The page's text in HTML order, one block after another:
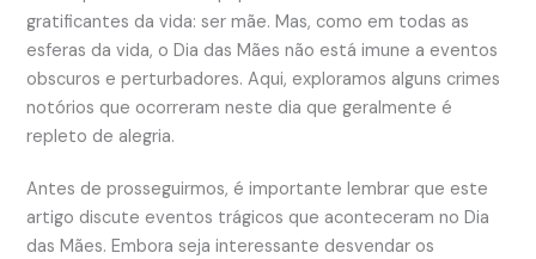
gratificantes da vida: ser mãe. Mas, como em todas as
esferas da vida, o Dia das Mães não está imune a eventos
obscuros e perturbadores. Aqui, exploramos alguns crimes
notórios que ocorreram neste dia que geralmente é
repleto de alegria.
Antes de prosseguirmos, é importante lembrar que este
artigo discute eventos trágicos que aconteceram no Dia
das Mães. Embora seja interessante desvendar os